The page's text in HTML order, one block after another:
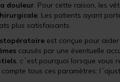
douleur. Pour cette raison, les
. Les patients ayant
plus satisfaisants.
est conçue pour
causés par une éventuelle
, c´est pourquoi lorsque vous
tous ces paramètres: